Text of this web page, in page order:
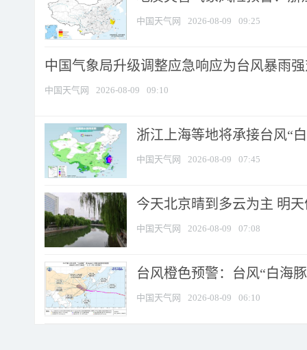
中国天气网 2026-08-09 09:25
中国气象局升级调整应急响应为台风暴雨
中国天气网 2026-08-09 09:10
浙江上海等地将承接台风“
中国天气网 2026-08-09 07:45
今天北京晴到多云为主 明
中国天气网 2026-08-09 07:08
台风橙色预警：台风“白海
中国天气网 2026-08-09 06:10